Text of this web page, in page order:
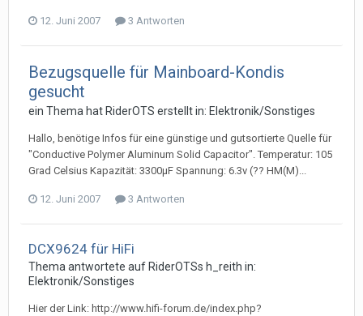
12. Juni 2007 3 Antworten
Bezugsquelle für Mainboard-Kondis
gesucht
ein Thema hat RiderOTS erstellt in: Elektronik/Sonstiges
Hallo, benötige Infos für eine günstige und gutsortierte Quelle für
"Conductive Polymer Aluminum Solid Capacitor". Temperatur: 105
Grad Celsius Kapazität: 3300µF Spannung: 6.3v (?? HM(M)...
12. Juni 2007 3 Antworten
DCX9624 für HiFi
Thema antwortete auf RiderOTSs h_reith in:
Elektronik/Sonstiges
Hier der Link: http://www.hifi-forum.de/index.php?